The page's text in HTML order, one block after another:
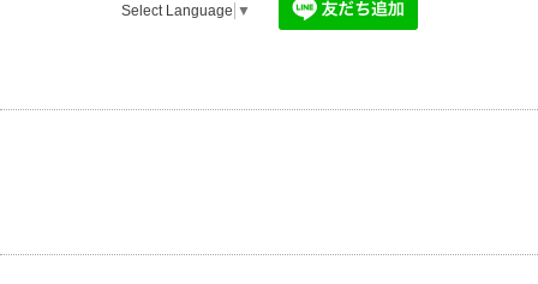
Select Language ▼